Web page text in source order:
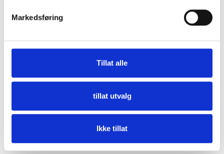
Markedsføring
Tillat alle
tillat utvalg
Ikke tillat
Kontrollutvalg
Kontrollutvalgssekretariat